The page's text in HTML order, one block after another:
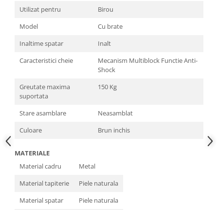
Utilizat pentru
Birou
Model
Cu brate
Inaltime spatar
Inalt
Caracteristici cheie
Mecanism Multiblock Functie Anti-
Shock
Greutate maxima
suportata
150 Kg
Stare asamblare
Neasamblat
Culoare
Brun inchis
MATERIALE
Material cadru
Metal
Material tapiterie
Piele naturala
Material spatar
Piele naturala